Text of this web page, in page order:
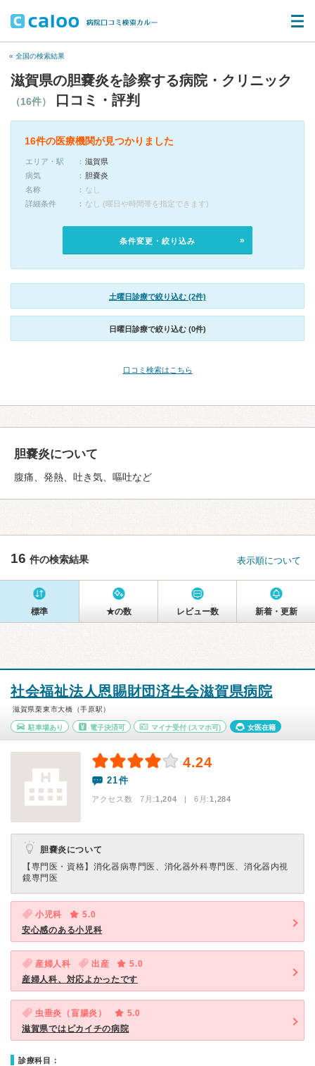
« 全国の検索結果
滋賀県の胆嚢炎を診察する病院・クリニック
（16件） 口コミ・評判
16件の医療機関が見つかりました
エリア・駅
滋賀県
病気
胆嚢炎
名称
なし
詳細条件
なし (曜日や時間帯を指定できます)
条件変更・絞り込み
土曜日診療で絞り込む (2件)
日曜日診療で絞り込む (0件)
口コミ検索はこちら
胆嚢炎について
腹痛、発熱、吐き気、嘔吐など
16 件の検索結果 表示順について
標準 ★の数 レビュー数 新着・更新
社会福祉法人恩賜財団済生会滋賀県病院
滋賀県栗東市大橋（手原駅）
駐車場あり 電子決済可 マイナ受付 (スマホ可) 女医在籍
4.24
21件
アクセス数 7月:1,204 | 6月:1,284
胆嚢炎について
【専門医・資格】 消化器病専門医、消化器外科専門医、消化器内視
鏡専門医
小児科
5.0
安心感のある小児科
産婦人科 出産
5.0
産婦人科、対応よかったです
虫垂炎（盲腸炎）
5.0
滋賀県ではピカイチの病院
診療科目：